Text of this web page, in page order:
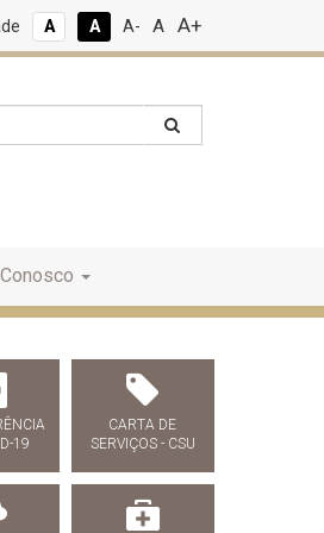
A A A- A A+
19
CARTA DE
SERVIÇOS - CSU